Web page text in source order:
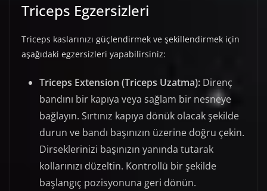
Triceps Egzersizleri
Triceps kaslarınızı güçlendirmek ve şekillendirmek için
aşağıdaki egzersizleri yapabilirsiniz:
Triceps Extension (Triceps Uzatma): Direnç
bandını bir kapıya veya sağlam bir nesneye
bağlayın. Sırtınız kapıya dönük olacak şekilde
durun ve bandı başınızın üzerine doğru çekin.
Dirseklerinizi başınızın yanında tutarak
kollarınızı düzeltin. Kontrollü bir şekilde
başlangıç pozisyonuna geri dönün.